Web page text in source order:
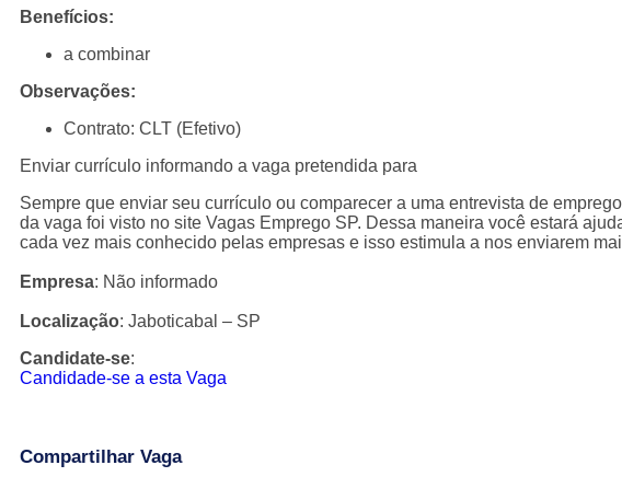
Benefícios:
a combinar
Observações:
Contrato: CLT (Efetivo)
Enviar currículo informando a vaga pretendida para
Sempre que enviar seu currículo ou comparecer a uma entrevista de
da vaga foi visto no site Vagas Emprego SP. Dessa maneira você estará
cada vez mais conhecido pelas empresas e isso estimula a nos enviarem
Empresa: Não informado
Localização: Jaboticabal – SP
Candidate-se:
Candidade-se a esta Vaga
Compartilhar Vaga